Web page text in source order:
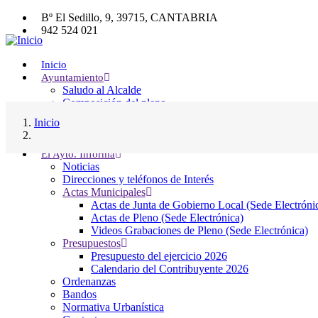
Pasar
contenido
Bº El Sedillo, 9, 39715, CANTABRIA
942 524 021
942 524 061
Buscador
Main
navigation
Inicio
Ayuntamiento
Saludo al Alcalde
Composición del pleno
El Ayto. Informa
Noticias
Direcciones y teléfonos de Interés
Actas Municipales
Actas de Junta de Gobierno Local (Sede
Actas de Pleno (Sede Electrónica)
Videos Grabaciones de Pleno (Sede Electrónica)
Presupuestos
Presupuesto del ejercicio 2026
Calendario del Contribuyente 2026
Ordenanzas
Bandos
Normativa Urbanística
Inicio
Servicios Sociales